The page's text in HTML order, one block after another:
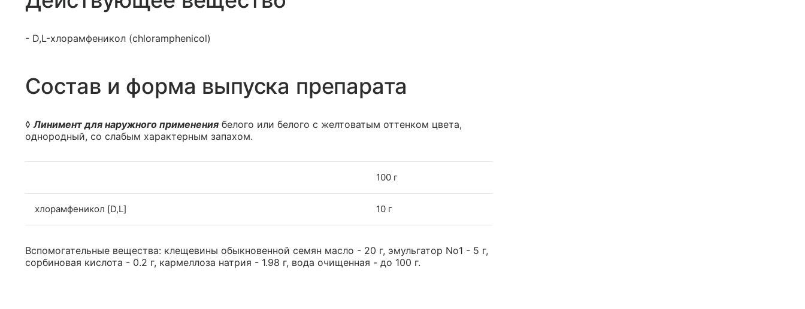
- D,L-хлорамфеникол (chloramphenicol)
Состав и форма выпуска препарата
◊Линимент для наружного применения белого или белого с желтоватым оттенком цвета,
однородный, со слабым характерным запахом.
100 г
хлорамфеникол [D,L] 10 г
Вспомогательные вещества: клещевины обыкновенной семян масло - 20 г, эмульгатор No1 - 5 г,
сорбиновая кислота - 0.2 г, кармеллоза натрия - 1.98 г, вода очищенная - до 100 г.